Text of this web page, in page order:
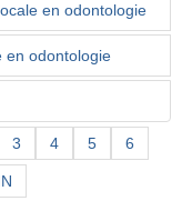
en odontologie
en odontologie
3 4 5 6